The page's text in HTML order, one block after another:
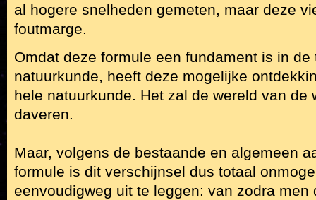
al hogere snelheden gemeten, maar deze
foutmarge.
Omdat deze formule een fundament is in de
natuurkunde, heeft deze mogelijke
hele natuurkunde. Het zal de wereld van de
daveren.
Maar, volgens de bestaande en algemeen
formule is dit verschijnsel dus totaal
eenvoudigweg uit te leggen: van zodra men